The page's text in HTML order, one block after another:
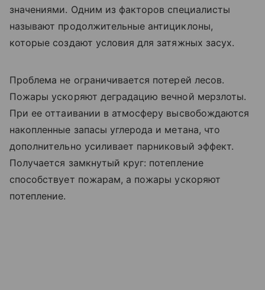
значениями. Одним из факторов специалисты
называют продолжительные антициклоны,
которые создают условия для затяжных засух.
Проблема не ограничивается потерей лесов.
Пожары ускоряют деградацию вечной мерзлоты.
При ее оттаивании в атмосферу высвобождаются
накопленные запасы углерода и метана, что
дополнительно усиливает парниковый эффект.
Получается замкнутый круг: потепление
способствует пожарам, а пожары ускоряют
потепление.